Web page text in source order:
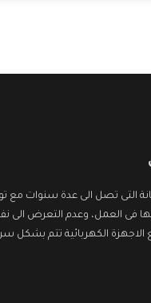
التى تصل الى عدة سنوات مع
فى العمل، وعدم التعرض
الاجهزة الكهربائية تتم بشكل